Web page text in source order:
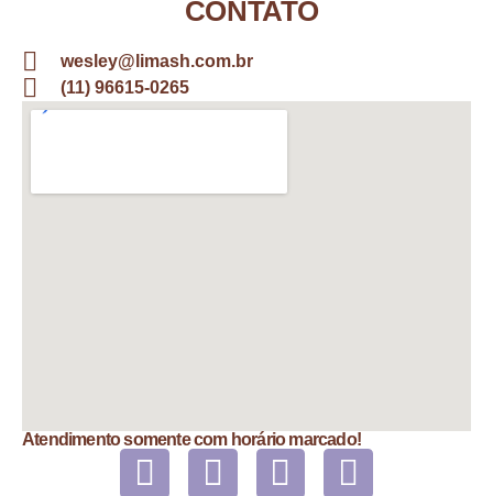
CONTATO
wesley@limash.com.br
(11) 96615-0265
Atendimento somente com horário marcado!